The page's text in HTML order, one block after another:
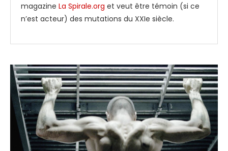
magazine La Spirale.org et veut être témoin (si ce
n’est acteur) des mutations du XXIe siècle.